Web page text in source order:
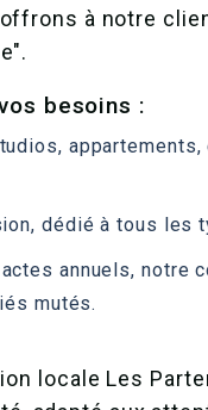
à notre
besoins :
dédié à tous
annuels, notre
mutés.
locale Les